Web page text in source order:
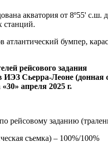
акватория от 8º55' с.ш.
станций.
бумпер,
рейсового задания
Сьерра-Леоне (донная
апреля 2025 г.
рейсовому заданию
съемка) – 100%/100%